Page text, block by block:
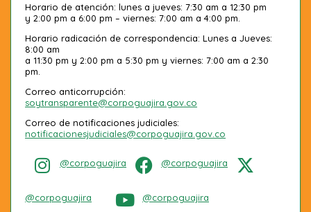
Horario de atención: lunes a jueves: 7:30 am a 12:30 pm
y 2:00 pm a 6:00 pm – viernes: 7:00 am a 4:00 pm.
Horario radicación de correspondencia: Lunes a Jueves:
8:00 am
a 11:30 pm y 2:00 pm a 5:30 pm y viernes: 7:00 am a 2:30
pm.
Correo anticorrupción:
soytransparente@corpoguajira.gov.co
Correo de notificaciones judiciales:
notificacionesjudiciales@corpoguajira.gov.co
@corpoguajira @corpoguajira
@corpoguajira @corpoguajira